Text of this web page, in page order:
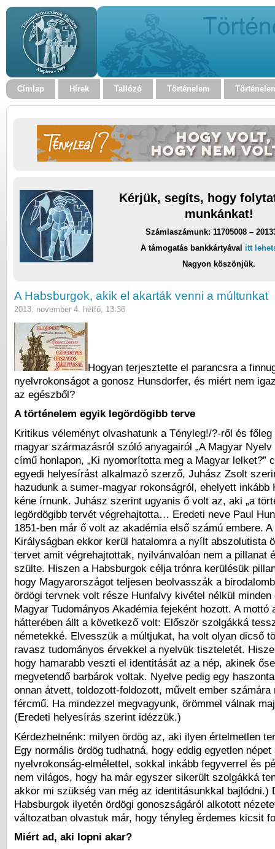
Címlap Hírek Tallózó Történelem
Kérjük, segíts, hogy
munkánkat!
Számlaszámunk: 11705008 –
A támogatás bankkártyával itt
Nagyon köszönjük.
A Habsburgok, akik el akarták venni a múltunkat
2013. november 4. hétfő, 13:36
Hogyan terjesztette el parancsra a
nyelvrokonságot a gonosz Hunsdorfer, és miért nem
az egészből?
A történelem egyik legördögibb terve
Kritikus véleményt olvashatunk a Tényleg!/?-ről és
magyar származásról szóló anyagairól „A Magyar
című honlapon, „Ki nyomorította meg a Magyar lelket?”
egyedi helyesírást alkalmazó szerző, Juhász Zsolt
hazudunk a sumer-magyar rokonságról, ehelyett inkább
kéne írnunk. Juhász szerint ugyanis ő volt az, aki „a
legördögibb tervét végrehajtotta… Eredeti neve Paul
1851-ben már ő volt az akadémia első számú embere.
Királyságban ekkor kerül hatalomra a nyílt abszolutista
tervet amit végrehajtottak, nyilvánvalóan nem a pillanat
szülte. Hiszen a Habsburgok célja trónra kerülésük
hogy Magyarországot teljesen beolvasszák a
ördögi tervnek volt része Hunfalvy kivétel nélkül minden
Magyar Tudományos Akadémia fejeként hozott. A mottó
hátterében állt a következő volt: Először szolgákká
németekké. Elvesszük a múltjukat, ha volt olyan dicső
ravasz tudományos érvekkel a nyelvük tiszteletét.
hogy hamarabb veszti el identitását az a nép, akinek
megvetendő barbárok voltak. Nyelve pedig egy
onnan átvett, toldozott-foldozott, művelt ember számára
fércmű. Ha mindezzel megvagyunk, örömmel válnak
(Eredeti helyesírás szerint idézzük.)
Kérdezhetnénk: milyen ördög az, aki ilyen értelmetlen
Egy normális ördög tudhatná, hogy eddig egyetlen
nyelvrokonság-elmélettel, sokkal inkább fegyverrel és
nem világos, hogy ha már egyszer sikerült szolgákká
akkor mi szükség van még az identitásunkkal bajlódni.)
Habsburgok ilyetén ördögi gonoszságáról alkotott
változatban olvastuk már, hogy tényleg érdemes kicsit
Miért ad, aki lopni akar?